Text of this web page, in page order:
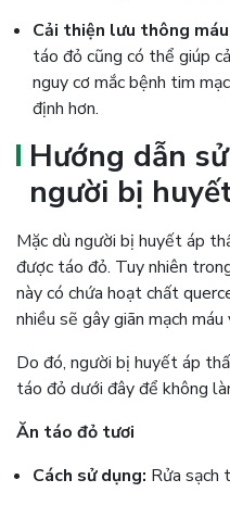
Cải thiện lưu thông
táo đỏ cũng có thể giúp
nguy cơ mắc bệnh tim
định hơn.
Hướng dẫn
người bị
Mặc dù người bị huyết áp
được táo đỏ. Tuy nhiên
này có chứa hoạt chất
nhiều sẽ gây giãn mạch
Do đó, người bị huyết áp
táo đỏ dưới đây để không
Ăn táo đỏ tươi
Cách sử dụng: Rửa sạch